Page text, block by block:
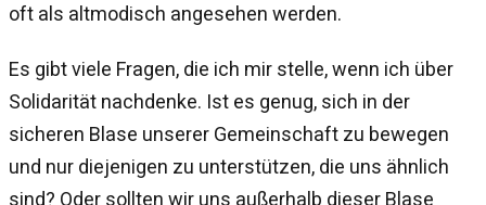
oft als altmodisch angesehen werden.
Es gibt viele Fragen, die ich mir stelle, wenn ich über
Solidarität nachdenke. Ist es genug, sich in der
sicheren Blase unserer Gemeinschaft zu bewegen
und nur diejenigen zu unterstützen, die uns ähnlich
sind? Oder sollten wir uns außerhalb dieser Blase